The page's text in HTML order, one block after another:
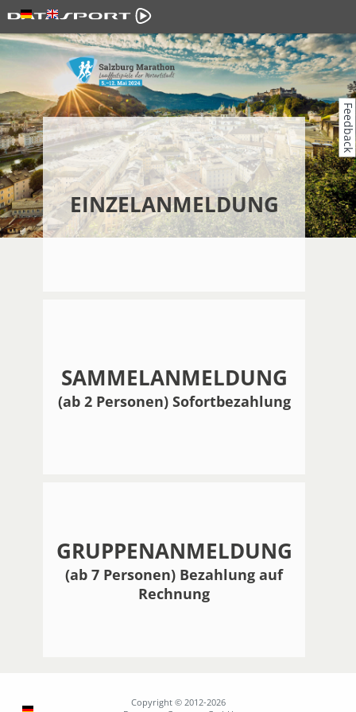
EINZELANMELDUNG
SAMMELANMELDUNG
(ab 2 Personen) Sofortbezahlung
GRUPPENANMELDUNG
(ab 7 Personen) Bezahlung auf
Rechnung
Copyright © 2012-2026
Feedback